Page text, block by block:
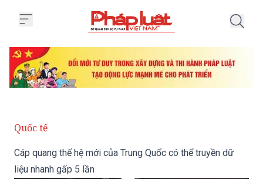
Quốc tế
Cáp quang thế hệ mới của Trung Quốc có thể truyền dữ
liệu nhanh gấp 5 lần